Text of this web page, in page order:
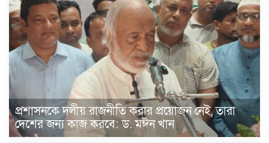
প্রশাসনকে দলীয় রাজনীতি করার প্রয়োজন নেই, তারা
দেশের জন্য কাজ করবে: ড. মঈন খান